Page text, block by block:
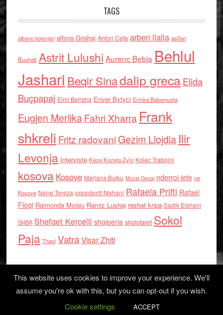
TAGS
albano kolonjari alfons Grishaj Anton Cefa arben llalla asllan
Bushati Astrit Lulushi Aurenc Bebja Behlul
Jashari Beqir Sinadalip grecaElida
Buçpapaj Elmi Berisha Enver Bytyci Ermira Babamusta
Eugjen MerlikaFahri Xharra Frank
shkreli Fritz radovaniGezim Llojdia Ilir
Levonja Interviste Keze Kozeta Zylo Kolec Traboini
kosova Kosove Marjana Bulku Murat Gecaj nderroi jete ne
Kosove Nene Tereza presidenti Nishani Rafaela Prifti Rafael
Floqi Raimonda Moisiu Ramiz Lushaj reshat kripa Sadik Elshani
SHBA Shefqet Kercelli shqiperia shqiptaret Sokol
Paja Thaci VatraVisar Zhiti
Log in
This website uses cookies to improve your experience. We'll
assume you're ok with this, but you can opt-out if you wish.
Cookie settings
ACCEPT